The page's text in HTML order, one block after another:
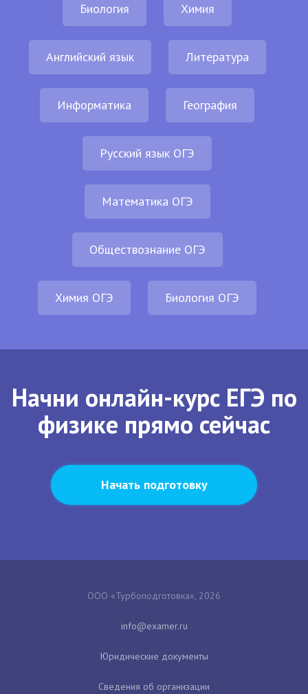
Биология Химия
Английский язык Литература
Информатика География
Русский язык ОГЭ
Математика ОГЭ
Обществознание ОГЭ
Химия ОГЭ Биология ОГЭ
Начни онлайн-курс ЕГЭ по
физике прямо сейчас
Начать подготовку
ООО «Турбоподготовка», 2026
Юридические документы
Сведения об организации